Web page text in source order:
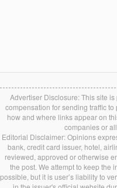
Advertiser Disclosure: This site
compensation for sending traffic
how and where links appear on
companies or
Editorial Disclaimer: Opinions
bank, credit card issuer, hotel,
reviewed, approved or otherwise
the post. We attempt to keep the
possible, but it is user’s liability to